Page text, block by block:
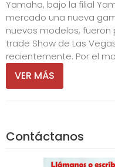
Yamaha, bajo la filial
mercado una nueva
nuevos modelos,
trade Show de Las
recientemente. Por el
VER MÁS
Contáctanos